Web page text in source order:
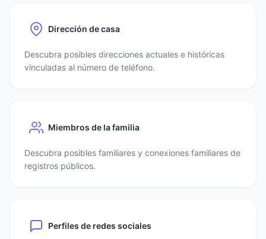
Dirección de casa
Descubra posibles direcciones actuales e históricas
vinculadas al número de teléfono.
Miembros de la familia
Descubra posibles familiares y conexiones familiares de
registros públicos.
Perfiles de redes sociales